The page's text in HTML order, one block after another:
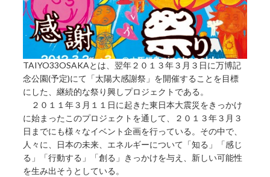
TAIYO33OSAKAとは、翌年２０１３年３月３日に万博記
念公園(予定)にて「太陽大感謝祭」を開催することを目標
にした、継続的な祭り興しプロジェクトである。
２０１１年３月１１日に起きた東日本大震災をきっかけ
に始まったこのプロジェクトを通して、２０１３年３月３
日までにも様々なイベント企画を行っている。その中で、
人々に、日本の未来、エネルギーについて「知る」「感じ
る」「行動する」「創る」きっかけを与え、新しい可能性
を生み出そうとしている。